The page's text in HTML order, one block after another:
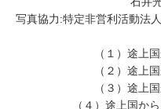
写真協力:特定非営利活動法
（１）途上
（２）途上
（３）途上
（４）途上国か